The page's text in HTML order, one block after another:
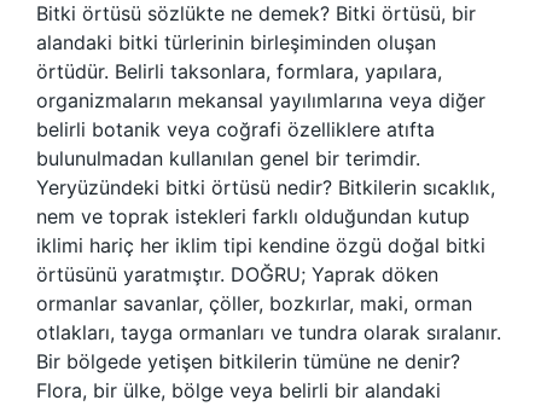
Bitki örtüsü sözlükte ne demek? Bitki örtüsü, bir
alandaki bitki türlerinin birleşiminden oluşan
örtüdür. Belirli taksonlara, formlara, yapılara,
organizmaların mekansal yayılımlarına veya diğer
belirli botanik veya coğrafi özelliklere atıfta
bulunulmadan kullanılan genel bir terimdir.
Yeryüzündeki bitki örtüsü nedir? Bitkilerin sıcaklık,
nem ve toprak istekleri farklı olduğundan kutup
iklimi hariç her iklim tipi kendine özgü doğal bitki
örtüsünü yaratmıştır. DOĞRU; Yaprak döken
ormanlar savanlar, çöller, bozkırlar, maki, orman
otlakları, tayga ormanları ve tundra olarak sıralanır.
Bir bölgede yetişen bitkilerin tümüne ne denir?
Flora, bir ülke, bölge veya belirli bir alandaki